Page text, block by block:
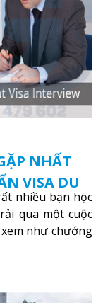
NHẤT
VISA DU
nhiều bạn học
qua một cuộc
như chướng